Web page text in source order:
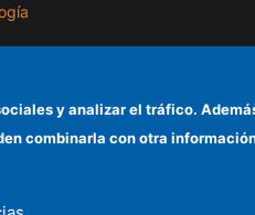
Políticas y Bienes
y analizar el tráfico.
combinarla con otra